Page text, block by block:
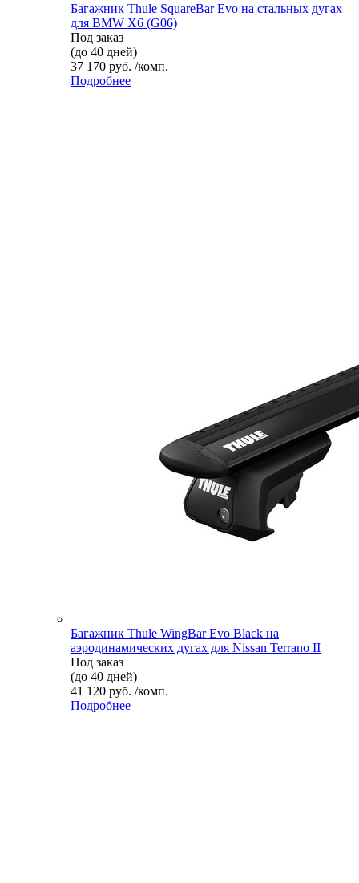
Багажник Thule SquareBar Evo на стальных дугах
для BMW X6 (G06)
Под заказ
(до 40 дней)
37 170 руб. /комп.
Подробнее
Багажник Thule WingBar Evo Black на
аэродинамических дугах для Nissan Terrano II
Под заказ
(до 40 дней)
41 120 руб. /комп.
Подробнее